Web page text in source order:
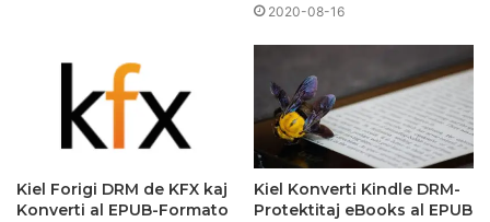
2020-08-16
Kiel Forigi DRM de KFX kaj
Konverti al EPUB-Formato
Kiel Konverti Kindle DRM-
Protektitaj eBooks al EPUB